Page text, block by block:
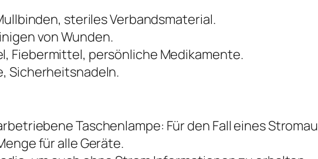
steriles Verbandsmaterial.
von Wunden.
Fiebermittel, persönliche Medikamente.
Sicherheitsnadeln.
Taschenlampe: Für den Fall eines
für alle Geräte.